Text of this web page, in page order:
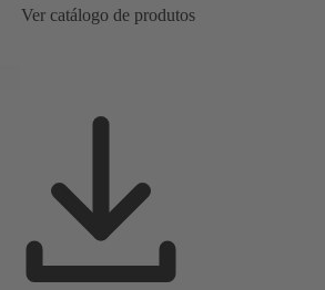
Ver catálogo de produtos